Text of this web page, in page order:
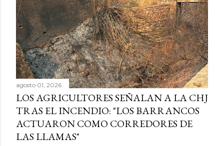
agosto 01, 2026
LOS AGRICULTORES SEÑALAN A LA CHJ
TRAS EL INCENDIO: "LOS BARRANCOS
ACTUARON COMO CORREDORES DE
LAS LLAMAS"